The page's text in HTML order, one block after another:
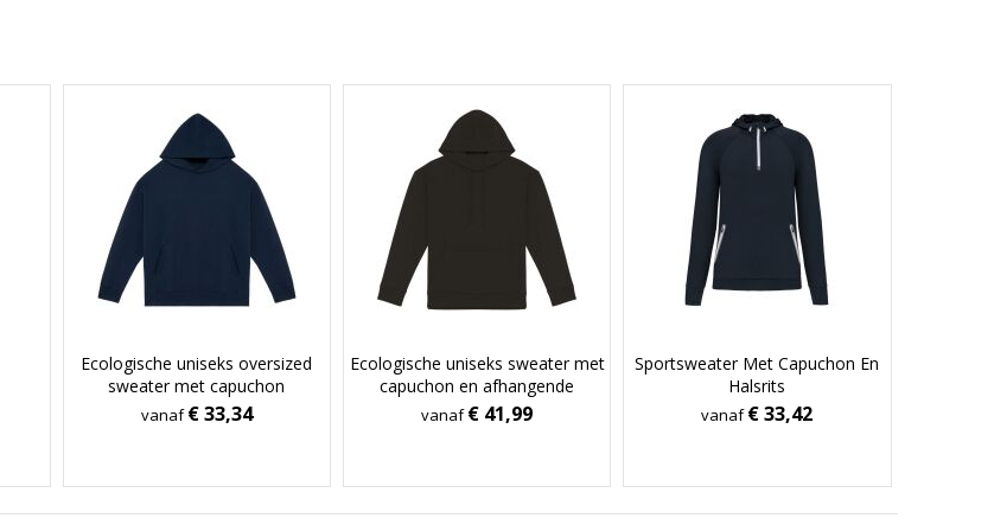
Ecologische uniseks oversized
sweater met capuchon
vanaf€ 33,34
Ecologische uniseks sweater met
capuchon en afhangende
mouwen French Terry
vanaf€ 41,99
Sportsweater Met Capuchon En
Halsrits
vanaf€ 33,42